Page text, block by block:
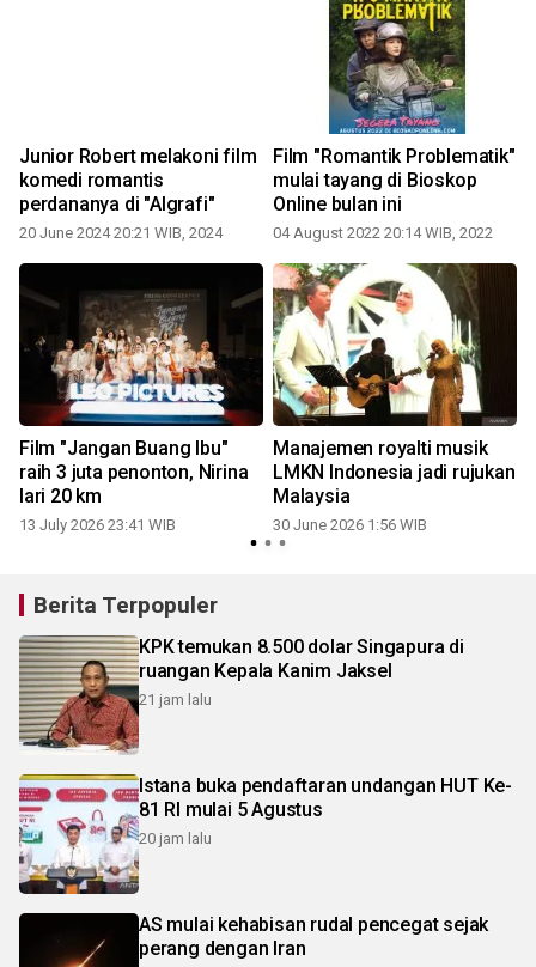
Junior Robert melakoni film
komedi romantis
perdananya di "Algrafi"
20 June 2024 20:21 WIB, 2024
Film "Romantik Problematik"
mulai tayang di Bioskop
Online bulan ini
04 August 2022 20:14 WIB, 2022
Film "Jangan Buang Ibu"
raih 3 juta penonton, Nirina
lari 20 km
13 July 2026 23:41 WIB
Manajemen royalti musik
LMKN Indonesia jadi rujukan
Malaysia
30 June 2026 1:56 WIB
Berita Terpopuler
KPK temukan 8.500 dolar Singapura di
ruangan Kepala Kanim Jaksel
21 jam lalu
Istana buka pendaftaran undangan HUT Ke-
81 RI mulai 5 Agustus
20 jam lalu
AS mulai kehabisan rudal pencegat sejak
perang dengan Iran